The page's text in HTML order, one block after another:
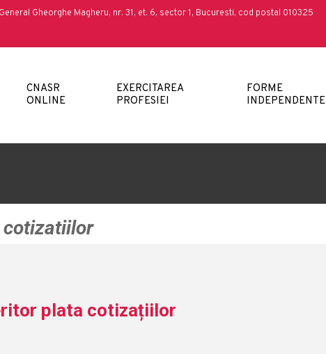
Gheorghe Magheru, nr. 31, et. 6, sector 1, Bucuresti, cod postal 010325
CNASR
ONLINE
EXERCITAREA
PROFESIEI
FORME
INDEPENDENTE
plata cotizațiilor